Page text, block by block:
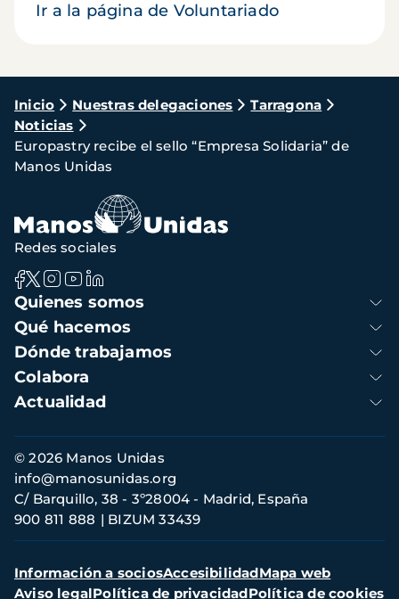
Ir a la página de Voluntariado
Ruta
de
navegación
Inicio Nuestras delegaciones
Tarragona
Noticias
Europastry recibe el sello “Empresa Solidaria” de
Manos Unidas
Navegación
principal
Quienes somos
Qué hacemos
Dónde trabajamos
Colabora
Actualidad
Redes sociales
Información
de
contacto
© 2026 Manos Unidas
C/ Barquillo, 38 - 3º28004 - Madrid, España
900 811 888
BIZUM 33439
info@manosunidas.org
Menú
secundario
Información a sociosAccesibilidadMapa web
Aviso legalPolítica de privacidadPolítica de cookies